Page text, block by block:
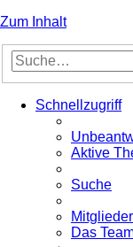
Zum Inhalt
Schnellzugriff
Aktive
Suche
Mitglieder
Das